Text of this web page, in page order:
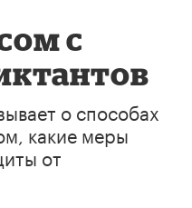
с
о способах
какие меры
от